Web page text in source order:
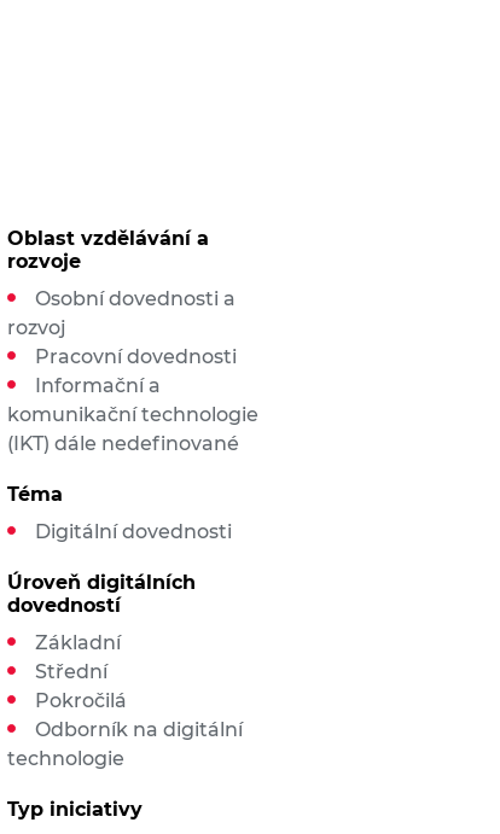
Oblast vzdělávání a
rozvoje
Osobní dovednosti a
rozvoj
Pracovní dovednosti
Informační a
komunikační technologie
(IKT) dále nedefinované
Téma
Digitální dovednosti
Úroveň digitálních
dovedností
Základní
Střední
Pokročilá
Odborník na digitální
technologie
Typ iniciativy